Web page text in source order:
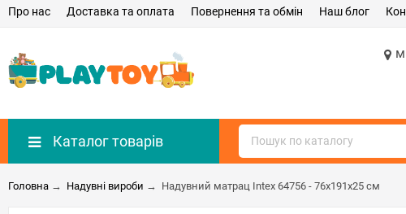
Про нас Доставка та оплата Повернення та обмін Наш блог
Каталог товарів
Головна → Надувні вироби → Надувний матрац Intex 64756 - 76х191х25 см